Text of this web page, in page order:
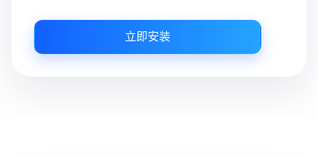
立即安装